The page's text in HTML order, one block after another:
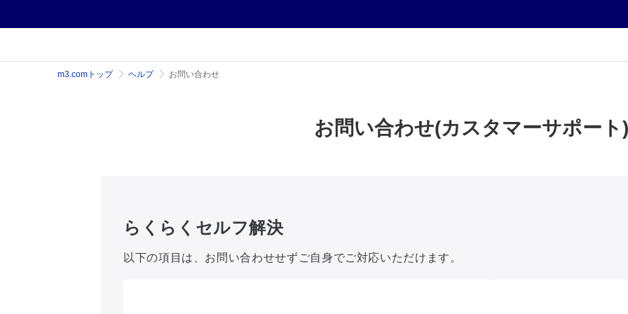
m3.comトップ ヘルプ お問い合わせ
お問い合わせ(カスタマーサポート)
らくらくセルフ解決
以下の項目は、お問い合わせせずご自身でご対応いただけます。